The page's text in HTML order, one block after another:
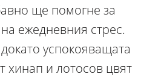
ще помогне за
ежедневния стрес.
успокояващата
хинап и лотосов цвят